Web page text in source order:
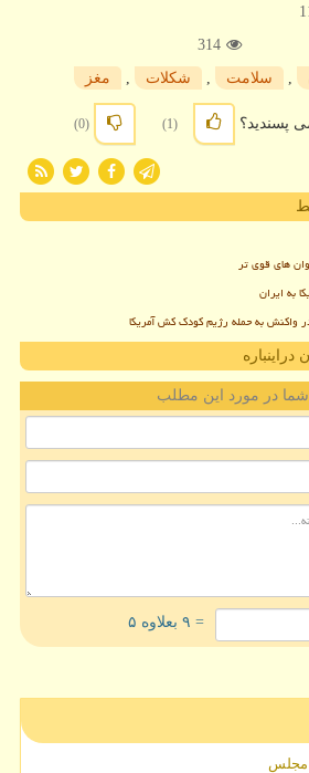
314
سلامت شكلات مغز
پسندید؟ (1)
(0)
های قوی تر
واکنش به حمله رژیم کودک کش آمریکا
در مورد این مطلب
= ۹ بعلاوه ۵
مجلس